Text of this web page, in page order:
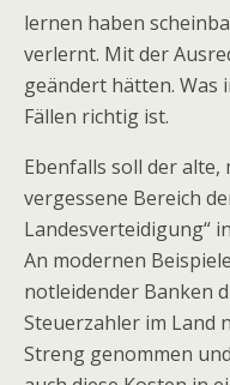
lernen haben
verlernt. Mit der
geändert hätten. Was
Fällen richtig ist.
Ebenfalls soll der
vergessene Bereich
Landesverteidigung“
An modernen
notleidender Banken
Steuerzahler im Land
Streng genommen